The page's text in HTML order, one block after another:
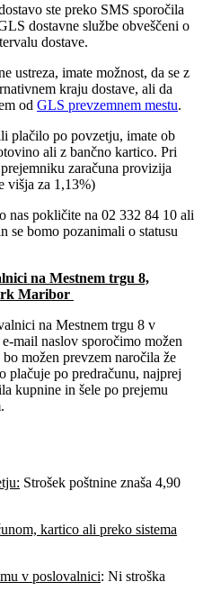
ste preko SMS sporočila
dostavne službe obveščeni o
dostave.
ustreza, imate možnost, da se z
kraju dostave, ali da
od GLS prevzemnem mestu.
plačilo po povzetju, imate ob
ali z bančno kartico. Pri
zaračuna provizija
višja za 1,13%)
nas pokličite na 02 332 84 10 ali
se bomo pozanimali o statusu
na Mestnem trgu 8,
Maribor
na Mestnem trgu 8 v
mail naslov sporočimo možen
možen prevzem naročila že
plačuje po predračunu, najprej
kupnine in šele po prejemu
Strošek poštnine znaša 4,90
kartico ali preko sistema
v poslovalnici: Ni stroška